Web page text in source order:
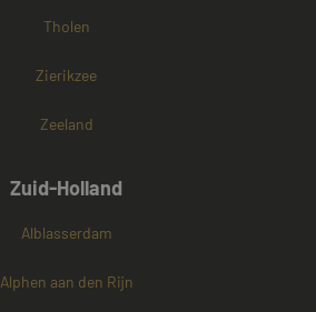
Tholen
Zierikzee
Zeeland
Zuid-Holland
Alblasserdam
Alphen aan den Rijn